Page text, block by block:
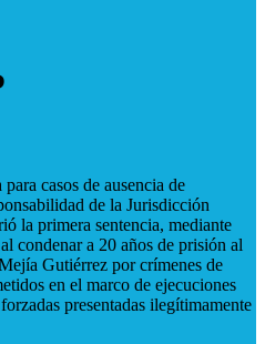
casos de ausencia de
de la Jurisdicción
la primera sentencia, mediante
condenar a 20 años de prisión al
Gutiérrez por crímenes de
en el marco de ejecuciones
presentadas ilegítimamente